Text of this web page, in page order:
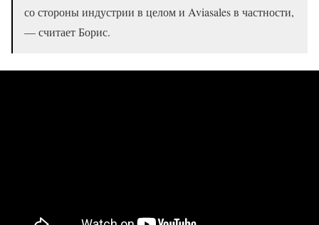
со стороны индустрии в целом и Aviasales в частности,
— считает Борис.